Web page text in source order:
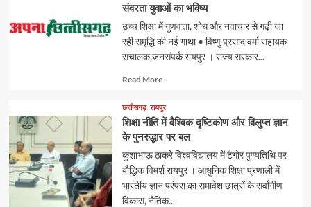
संवरता युवाओं का भविष्य
उच्च शिक्षा में गुणवत्ता, शोध और नवाचार से गढ़ी जा
रही समृद्धि की नई गाथा • विष्णु प्रसाद वर्मा सहायक
संचालक,जनसंपर्क रायपुर । राज्य सरकार...
Read MoreRead
about
छत्तीसगढ़ रायपुर
शिक्षा नीति में वैश्विक दृष्टिकोण और विलुप्त ज्ञान
के पुनरुद्धार पर बल
कुशाभाऊ ठाकरे विश्वविद्यालय में टैगोर पुण्यतिथि पर
बौद्धिक विमर्श रायपुर । आधुनिक शिक्षा प्रणाली में
भारतीय ज्ञान परंपरा का समावेश छात्रों के सर्वांगीण
विकास, नैतिक...